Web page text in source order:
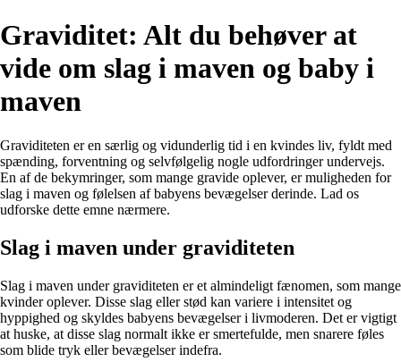
Graviditet: Alt du behøver at
vide om slag i maven og baby i
maven
Graviditeten er en særlig og vidunderlig tid i en kvindes liv, fyldt med
spænding, forventning og selvfølgelig nogle udfordringer undervejs.
En af de bekymringer, som mange gravide oplever, er muligheden for
slag i maven og følelsen af babyens bevægelser derinde. Lad os
udforske dette emne nærmere.
Slag i maven under graviditeten
Slag i maven under graviditeten er et almindeligt fænomen, som mange
kvinder oplever. Disse slag eller stød kan variere i intensitet og
hyppighed og skyldes babyens bevægelser i livmoderen. Det er vigtigt
at huske, at disse slag normalt ikke er smertefulde, men snarere føles
som blide tryk eller bevægelser indefra.